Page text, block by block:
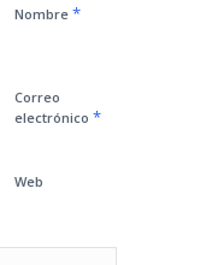
Nombre *
Correo
electrónico *
Web